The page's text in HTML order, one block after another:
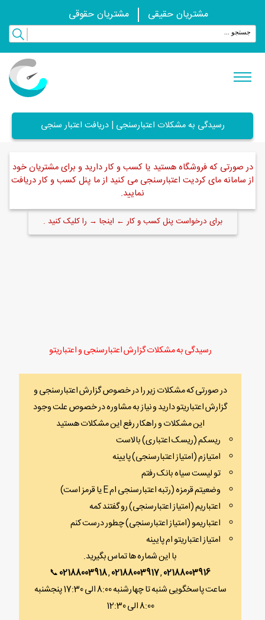
مشتریان حقیقی مشتریان حقوقی
رسیدگی به مشکلات اعتبارسنجی | دریافت اعتبار سنجی
در صورتی که فروشگاه هستید یا کسب و کار دارید و برای مشتریان خود
از سامانه مای کردیت اعتبارسنجی می کنید از ما پنل کسب و کار دریافت
نمایید.
برای درخواست پنل کسب و کار ← اینجا → را کلیک کنید .
رسیدگی به مشکلات گزارش اعتبارسنجی و اعتباریتو
در صورتی که مشکلات زیر را در خصوص گزارش اعتبارسنجی و
گزارش اعتباریتو دارید و نیاز به مشاوره در خصوص علت وجود
این مشکلات و راهکار رفع این مشکلات هستید
ریسکم (ریسک اعتباری) بالاست
امتیازم (امتیاز اعتبارسنجی) پایینه
تو لیست سیاه بانک رفتم
وضعیتم قرمزه (رتبه اعتبارسنجی ام E یا قرمز است)
اعتباریم (امتیاز اعتبارسنجی) رو گفتند کمه
اعتباریمو (امتیاز اعتبارسنجی) چطور درست کنم
امتیاز اعتباریتو ام پایینه
با این شماره ها تماس بگیرید.
02188003916
,
02188003917
,
02188003918
📞
ساعت پاسخگویی شنبه تا چهارشنبه 8:00 الی 17:30 پنجشنبه
8:00 الی 12:30